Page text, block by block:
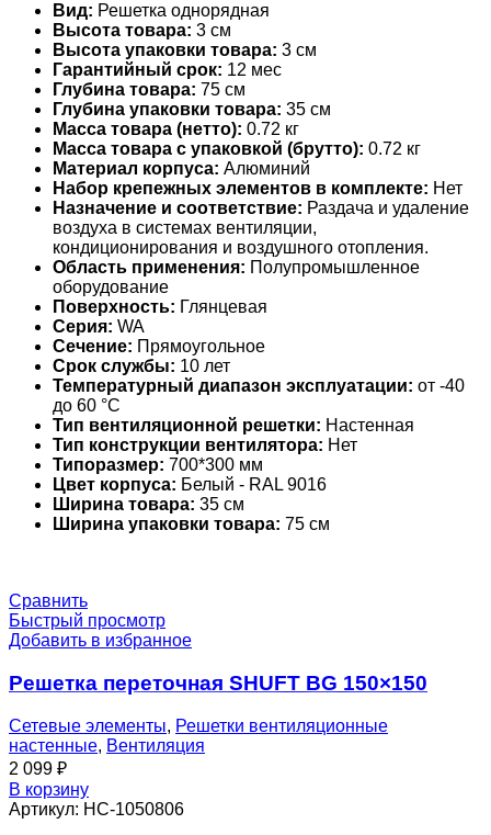
Вид: Решетка однорядная
Высота товара: 3 см
Высота упаковки товара: 3 см
Гарантийный срок: 12 мес
Глубина товара: 75 см
Глубина упаковки товара: 35 см
Масса товара (нетто): 0.72 кг
Масса товара с упаковкой (брутто): 0.72 кг
Материал корпуса: Алюминий
Набор крепежных элементов в комплекте: Нет
Назначение и соответствие: Раздача и удаление
воздуха в системах вентиляции,
кондиционирования и воздушного отопления.
Область применения: Полупромышленное
оборудование
Поверхность: Глянцевая
Серия: WA
Сечение: Прямоугольное
Срок службы: 10 лет
Температурный диапазон эксплуатации: от -40
до 60 °С
Тип вентиляционной решетки: Настенная
Тип конструкции вентилятора: Нет
Типоразмер: 700*300 мм
Цвет корпуса: Белый - RAL 9016
Ширина товара: 35 см
Ширина упаковки товара: 75 см
Сравнить
Быстрый просмотр
Добавить в избранное
Решетка переточная SHUFT BG 150×150
Сетевые элементы, Решетки вентиляционные
настенные, Вентиляция
2 099 ₽
В корзину
Артикул: НС-1050806